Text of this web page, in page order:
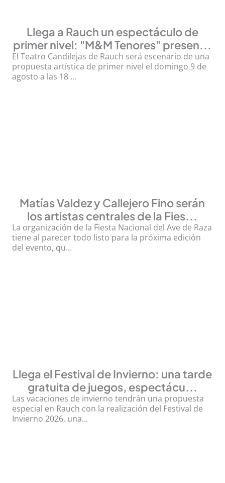
Llega a Rauch un espectáculo de
primer nivel: "M&M Tenores" presen...
El Teatro Candilejas de Rauch será escenario de una
propuesta artística de primer nivel el domingo 9 de
agosto a las 18 ...
Matías Valdez y Callejero Fino serán
los artistas centrales de la Fies...
La organización de la Fiesta Nacional del Ave de Raza
tiene al parecer todo listo para la próxima edición
del evento, qu...
Llega el Festival de Invierno: una tarde
gratuita de juegos, espectácu...
Las vacaciones de invierno tendrán una propuesta
especial en Rauch con la realización del Festival de
Invierno 2026, una...